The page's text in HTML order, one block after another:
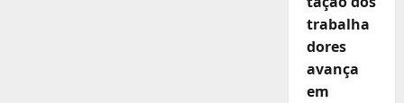
trabalha
dores
avança
em